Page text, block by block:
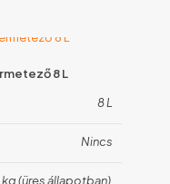
8 L
8 L
Nincs
kg (üres állapotban)